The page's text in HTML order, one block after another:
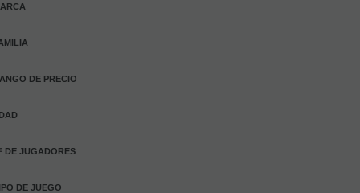
DE PRECIO
DE JUGADORES
DE JUEGO